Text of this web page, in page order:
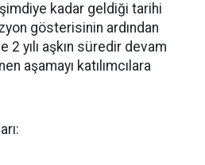
şimdiye kadar geldiği tarihi
gösterisinin ardından
2 yılı aşkın süredir devam
aşamayı katılımcılara